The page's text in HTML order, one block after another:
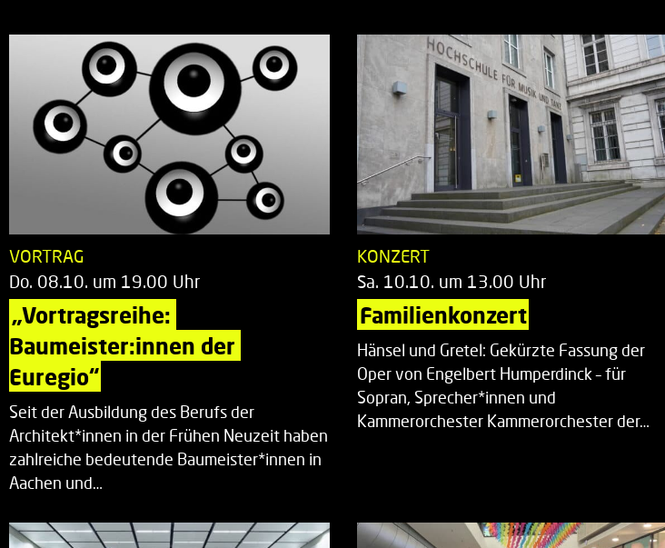
VORTRAG
Do. 08.10. um 19.00 Uhr
„Vortragsreihe:
Baumeister:innen der
Euregio“
Seit der Ausbildung des Berufs der
Architekt*innen in der Frühen Neuzeit haben
zahlreiche bedeutende Baumeister*innen in
Aachen und…
KONZERT
Sa. 10.10. um 13.00 Uhr
Familienkonzert
Hänsel und Gretel: Gekürzte Fassung der
Oper von Engelbert Humperdinck – für
Sopran, Sprecher*innen und
Kammerorchester Kammerorchester der…